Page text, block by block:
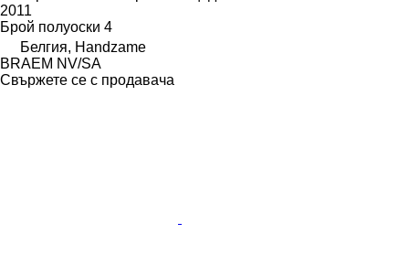
2011
Брой полуоски 4
Белгия, Handzame
BRAEM NV/SA
Свържете се с продавача